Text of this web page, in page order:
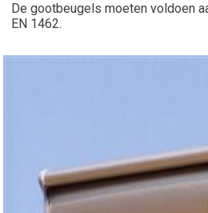
De gootbeugels moeten voldoen
EN 1462.